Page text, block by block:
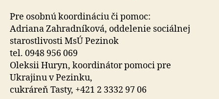
Pre osobnú koordináciu či pomoc:
Adriana Zahradníková, oddelenie sociálnej
starostlivosti MsÚ Pezinok
tel. 0948 956 069
Oleksii Huryn, koordinátor pomoci pre
Ukrajinu v Pezinku,
cukráreň Tasty, +421 2 3332 97 06